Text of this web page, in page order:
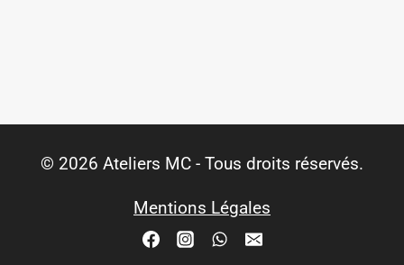
© 2026 Ateliers MC - Tous droits réservés.
Mentions Légales